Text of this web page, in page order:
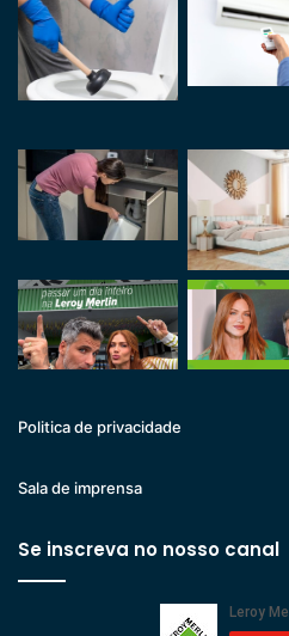
Politica de privacidade
Sala de imprensa
Se inscreva no nosso canal